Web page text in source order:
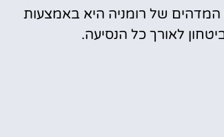
המדהים של רומניה היא באמצעות
לאורך כל הנסיעה.